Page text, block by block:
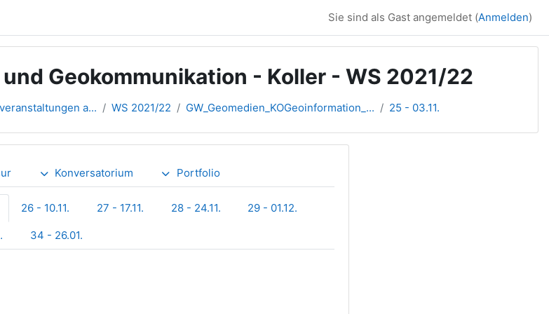
Sie sind als Gast angemeldet (Anmelden)
Geokommunikation - Koller - WS 2021/22
a... WS 2021/22 GW_Geomedien_KOGeoinformation_... 25 - 03.11.
Konversatorium Portfolio
26 - 10.11. 27 - 17.11. 28 - 24.11. 29 - 01.12.
34 - 26.01.